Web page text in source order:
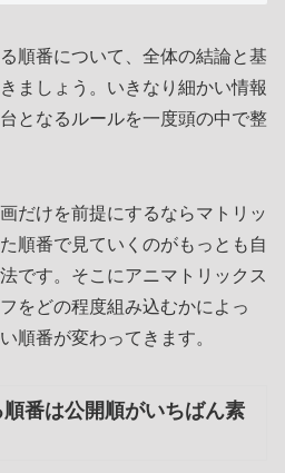
順番について、全体の結論と基
ましょう。いきなり細かい情報
となるルールを一度頭の中で整
だけを前提にするならマトリッ
順番で見ていくのがもっとも自
です。そこにアニマトリックス
をどの程度組み込むかによっ
順番が変わってきます。
番は公開順がいちばん素